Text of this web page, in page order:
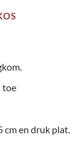
toe
cm en druk plat.